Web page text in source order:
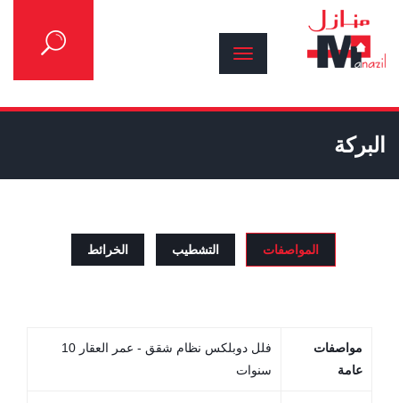
البركة
المواصفات التشطيب الخرائط
مواصفات
عامة
فلل دوبلكس نظام شقق - عمر العقار 10
سنوات